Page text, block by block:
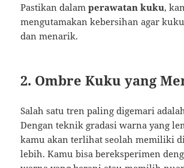
Pastikan dalamperawatan kuku,
mengutamakan kebersihan agar
dan menarik.
2. Ombre Kuku yang
Salah satu tren paling digemari
Dengan teknik gradasi warna yang
kamu akan terlihat seolah memiliki
lebih. Kamu bisa bereksperimen